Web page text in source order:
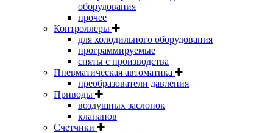
оборудования
прочее
Контроллеры
для холодильного оборудования
программируемые
сняты с производства
Пневматическая автоматика
преобразователи давления
Приводы
воздушных заслонок
клапанов
Счетчики